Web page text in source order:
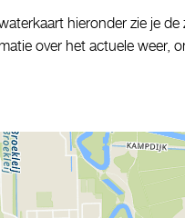
hieronder zie je
over het actuele weer,